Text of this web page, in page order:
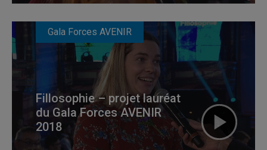
Gala Forces AVENIR
Fillosophie – projet lauréat
du Gala Forces AVENIR
2018